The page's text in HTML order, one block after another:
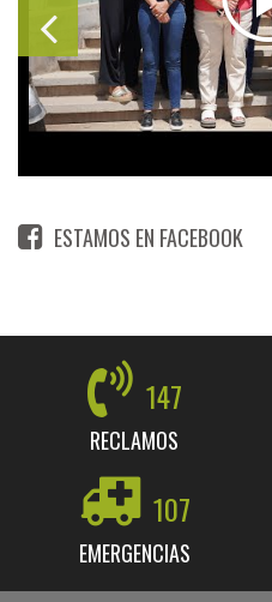
ESTAMOS EN FACEBOOK
147
RECLAMOS
107
EMERGENCIAS